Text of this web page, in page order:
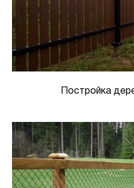
Постройка